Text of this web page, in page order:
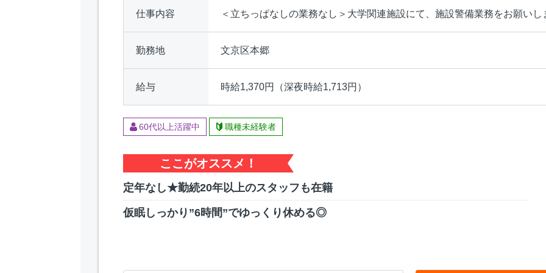
仕事内容 ＜立ちっぱなしの業務なし＞大学関連施設にて、施設警備業務をお願いし
勤務地 文京区本郷
給与 時給1,370円（深夜時給1,713円）
60代以上活躍中 職種未経験者
ここがオススメ！
定年なし★勤続20年以上のスタッフも在籍
仮眠しっかり”6時間”でゆっくり休める◎